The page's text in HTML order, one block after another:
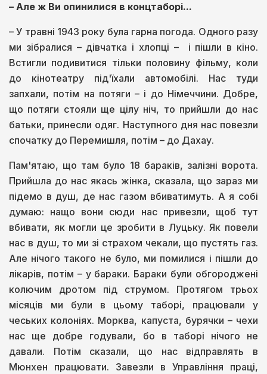
– Але ж Ви опинилися в концтаборі...
– У травні 1943 року була гарна погода. Одного разу
ми зібралися – дівчатка і хлопці – і пішли в кіно.
Встигли подивитися тільки половину фільму, коли
до кінотеатру під'їхали автомобілі. Нас туди
запхали, потім на потяги – і до Німеччини. Добре,
що потяги стояли ще цілу ніч, то прийшли до нас
батьки, принесли одяг. Наступного дня нас повезли
спочатку до Перемишля, потім – до Дахау.
Пам'ятаю, що там було 18 бараків, залізні ворота.
Прийшла до нас якась жінка, сказала, що зараз ми
підемо в душ, де нас газом вбиватимуть. А я собі
думаю: нащо вони сюди нас привезли, щоб тут
вбивати, як могли це зробити в Луцьку. Як повели
нас в душ, то ми зі страхом чекали, що пустять газ.
Але нічого такого не було, ми помилися і пішли до
лікарів, потім – у бараки. Бараки були обгороджені
колючим дротом під струмом. Протягом трьох
місяців ми були в цьому таборі, працювали у
чеських колоніях. Морква, капуста, бурячки – чехи
нас ще добре годували, бо в таборі нічого не
давали. Потім сказали, що нас відправлять в
Мюнхен працювати. Завезли в Управління праці,